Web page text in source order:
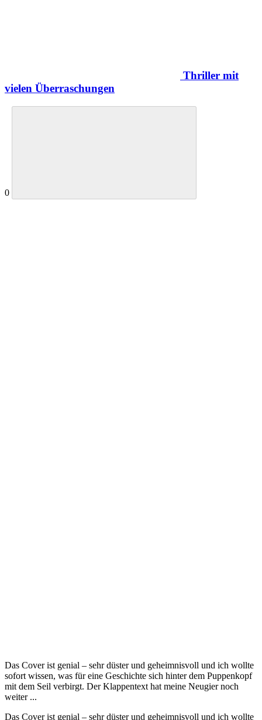
Thriller mit
vielen Überraschungen
0
Das Cover ist genial – sehr düster und geheimnisvoll und ich wollte
sofort wissen, was für eine Geschichte sich hinter dem Puppenkopf
mit dem Seil verbirgt. Der Klappentext hat meine Neugier noch
weiter ...
Das Cover ist genial – sehr düster und geheimnisvoll und ich wollte